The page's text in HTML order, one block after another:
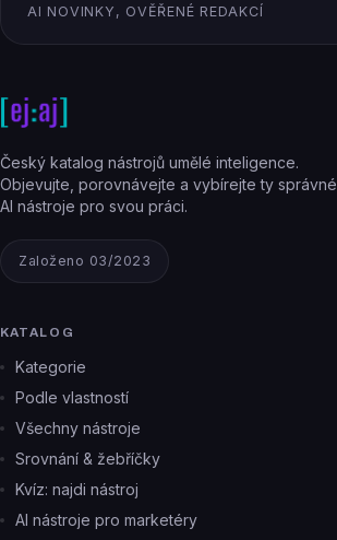
AI NOVINKY, OVĚŘENÉ REDAKCÍ
Český katalog nástrojů umělé inteligence.
Objevujte, porovnávejte a vybírejte ty správné
AI nástroje pro svou práci.
Založeno 03/2023
KATALOG
Kategorie
Podle vlastností
Všechny nástroje
Srovnání & žebříčky
Kvíz: najdi nástroj
AI nástroje pro marketéry